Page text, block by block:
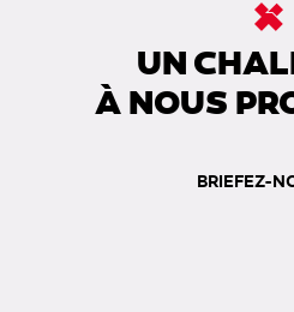
UN
À NOUS
BRIEFEZ-